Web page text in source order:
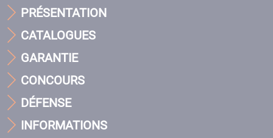
PRÉSENTATION
CATALOGUES
GARANTIE
CONCOURS
DÉFENSE
INFORMATIONS